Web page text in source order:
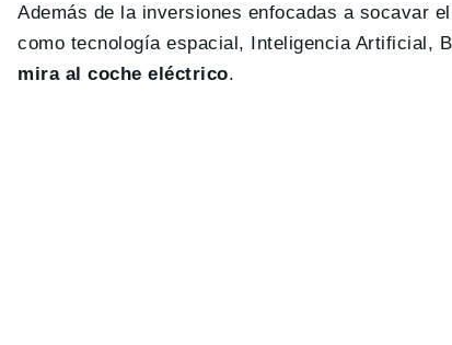
Además de la inversiones enfocadas a socavar
como tecnología espacial, Inteligencia Artificial,
mira al coche eléctrico.